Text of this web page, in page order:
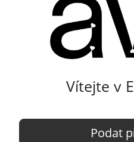
Vítejte v
Podat